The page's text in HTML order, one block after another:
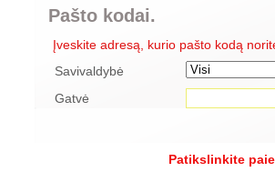
Pašto kodai.
Įveskite adresą, kurio pašto kodą
Savivaldybė
Gatvė
Patikslinkite